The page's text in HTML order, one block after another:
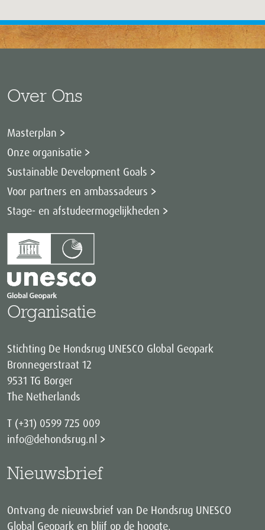
Over Ons
Masterplan
Onze organisatie
Sustainable Development Goals
Voor partners en ambassadeurs
Stage- en afstudeermogelijkheden
Organisatie
Stichting De Hondsrug UNESCO Global Geopark
Bronnegerstraat 12
9531 TG Borger
The Netherlands
T (+31) 0599 725 009
info@dehondsrug.nl
Nieuwsbrief
Ontvang de nieuwsbrief van De Hondsrug UNESCO
Global Geopark en blijf op de hoogte.